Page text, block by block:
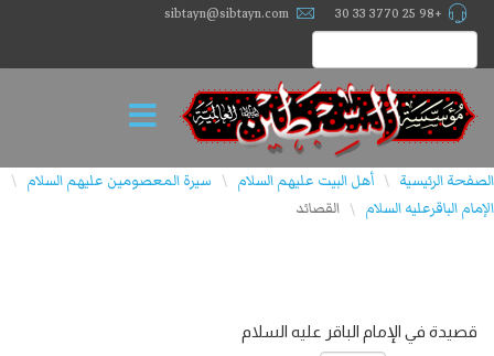
+98 25 3770 33 30
sibtayn@sibtayn.com
الصفحة الرئيسية \ أهل البيت عليهم السلام \ سيرة المعصومين عليهم السلام \
الإمام الباقرعليه السلام \ القصائد
قصيدة في الإمام الباقر عليه السلام